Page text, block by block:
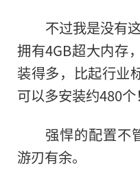
不过我是没有
拥有4GB超大内存
装得多，比起行业
可以多安装约480个！
强悍的配置不
游刃有余。